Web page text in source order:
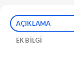
AÇIKLAMA
EK BILGI